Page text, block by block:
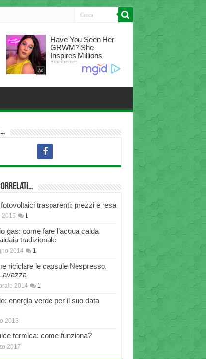
trasparenti: prezzi e resa
2015 1
gas: come fare l’acqua calda
tradizionale
2014 1
riciclare le capsule Nespresso,
2014 1
energia verde per il suo data
2013
termica: come funziona?
2017